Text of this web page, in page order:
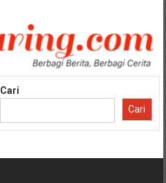
Cari
Cari